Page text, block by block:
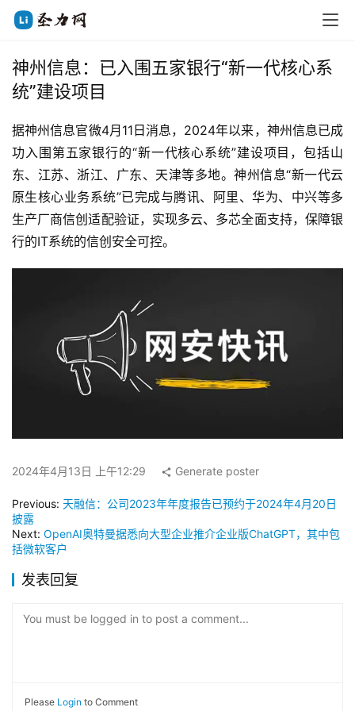
神州信息：已入围五家银行“新一代核心系
统”建设项目
据神州信息官微4月11日消息，2024年以来，神州信息已成
功入围第五家银行的“新一代核心系统”建设项目，包括山
东、江苏、浙江、广东、天津等多地。神州信息“新一代云
原生核心业务系统”已完成与腾讯、阿里、华为、中兴等多
生产厂商信创适配验证，实现多云、多芯全面支持，保障银
行的IT系统的信创安全可控。
2024年4月13日 上午12:29 Generate poster
Previous: 天融信：公司2023年年度报告已预约于2024年4月20日
披露
Next: OpenAI奥特曼据悉向大型企业推介企业版ChatGPT，其中包
括微软客户
发表回复
You must be logged in to post a comment...
Please Login to Comment